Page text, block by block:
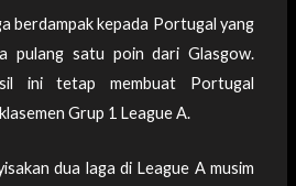
berdampak kepada Portugal yang
pulang satu poin dari Glasgow.
ini tetap membuat Portugal
Grup 1 League A.
dua laga di League A musim